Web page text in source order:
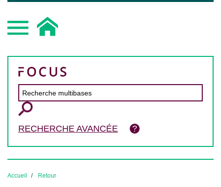
RECHERCHE AVANCÉE
Accueil Retour